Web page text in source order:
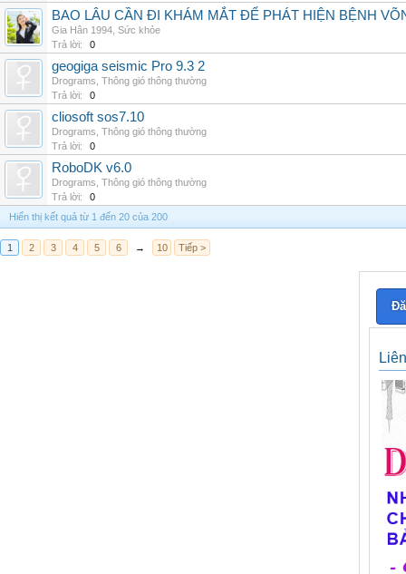
BAO LÂU CẦN ĐI KHÁM MẮT ĐỂ PHÁT HIỆN BỆNH
Gia Hân 1994 Sức khỏe
Trả lời:
0
geogiga seismic Pro 9.3 2
Drograms Thông gió thông thường
Trả lời:
0
cliosoft sos7.10
Drograms Thông gió thông thường
Trả lời:
0
RoboDK v6.0
Drograms Thông gió thông thường
Trả lời:
0
Hiển thị kết quả từ 1 đến 20 của 200
1 2 3 4 5 6 → 10 Tiếp >